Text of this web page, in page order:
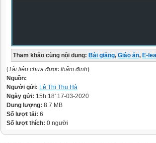
Tham khảo cùng nội dung: Bài giảng, Giáo án, E-
(Tài liệu chưa được thẩm định)
Nguồn:
Người gửi: Lê Thị Thu Hà
Ngày gửi: 15h:18' 17-03-2020
Dung lượng: 8.7 MB
Số lượt tải: 6
Số lượt thích: 0 người